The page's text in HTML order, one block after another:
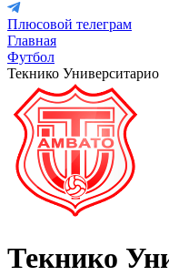
Плюсовой телеграм
Главная
Футбол
Текнико Университарио
Текнико